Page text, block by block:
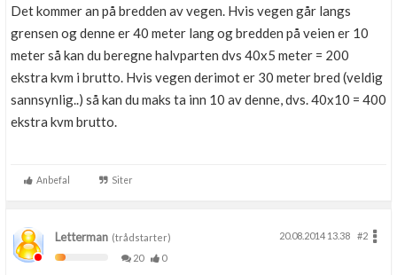
Det kommer an på bredden av vegen. Hvis vegen går langs
grensen og denne er 40 meter lang og bredden på veien er 10
meter så kan du beregne halvparten dvs 40x5 meter = 200
ekstra kvm i brutto. Hvis vegen derimot er 30 meter bred (veldig
sannsynlig..) så kan du maks ta inn 10 av denne, dvs. 40x10 = 400
ekstra kvm brutto.
Anbefal Siter
Letterman (trådstarter) 20.08.2014 13.38
#2
20
0